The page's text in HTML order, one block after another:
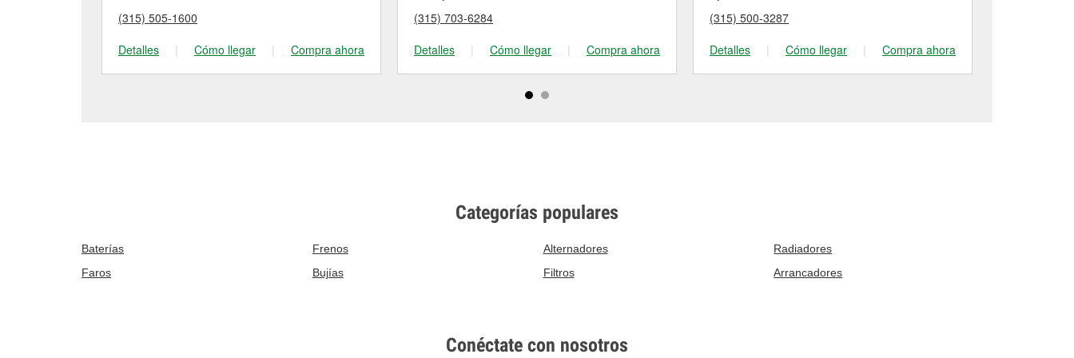
(315) 505-1600
Detalles
| Cómo llegar | Compra ahora
(315) 703-6284
Detalles
| Cómo llegar | Compra ahora
(315) 500-3287
Detalles
| Cómo llegar | Compra ahora
Categorías populares
Baterías Frenos Alternadores
Radiadores
Faros
Bujías Filtros Arrancadores
Conéctate con nosotros